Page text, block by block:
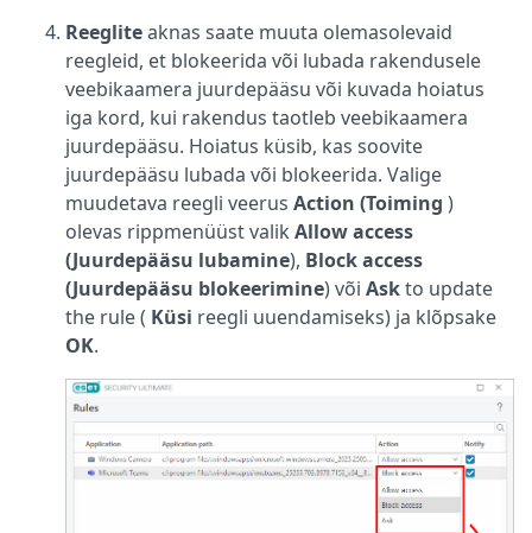
Reegliteaknas saate muuta olemasolevaid
reegleid, et blokeerida või lubada rakendusele
veebikaamera juurdepääsu või kuvada hoiatus
iga kord, kui rakendus taotleb veebikaamera
juurdepääsu. Hoiatus küsib, kas soovite
juurdepääsu lubada või blokeerida. Valige
muudetava reegli veerus Action (Toiming )
olevas rippmenüüst valik Allow access
(Juurdepääsu lubamine), Block access
(Juurdepääsu blokeerimine) või Askto update
the rule ( Küsi reegli uuendamiseks) ja klõpsake
OK.